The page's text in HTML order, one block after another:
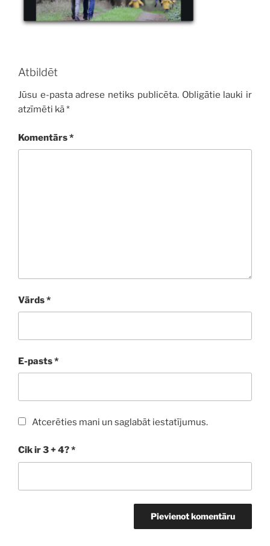
Atbildēt
Jūsu e-pasta adrese netiks publicēta. Obligātie lauki ir
atzīmēti kā*
Komentārs*
Vārds*
E-pasts*
Atcerēties mani un saglabāt iestatījumus.
Cik ir 3 + 4?*